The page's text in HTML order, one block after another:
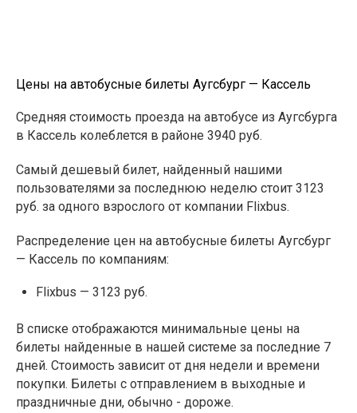
Цены на автобусные билеты Аугсбург — Кассель
Средняя стоимость проезда на автобусе из Аугсбурга
в Кассель колеблется в районе 3940 руб.
Самый дешевый билет, найденный нашими
пользователями за последнюю неделю стоит 3123
руб. за одного взрослого от компании Flixbus.
Распределение цен на автобусные билеты Аугсбург
— Кассель по компаниям:
Flixbus — 3123 руб.
В списке отображаются минимальные цены на
билеты найденные в нашей системе за последние 7
дней. Стоимость зависит от дня недели и времени
покупки. Билеты с отправлением в выходные и
праздничные дни, обычно - дороже.